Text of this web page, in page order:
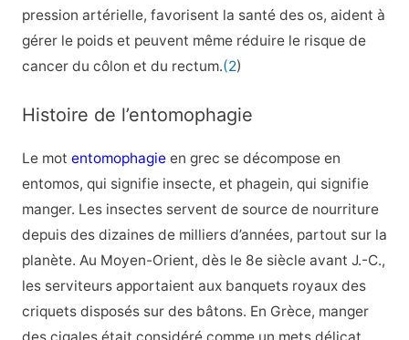
pression artérielle, favorisent la santé des os, aident à
gérer le poids et peuvent même réduire le risque de
cancer du côlon et du rectum.(2)
Histoire de l’entomophagie
Le mot entomophagieen grec se décompose en
entomos, qui signifie insecte, et phagein, qui signifie
manger. Les insectes servent de source de nourriture
depuis des dizaines de milliers d’années, partout sur la
planète. Au Moyen-Orient, dès le 8e siècle avant J.-C.,
les serviteurs apportaient aux banquets royaux des
criquets disposés sur des bâtons. En Grèce, manger